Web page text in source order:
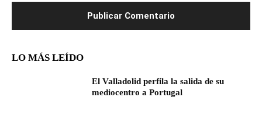
LO MÁS LEÍDO
El Valladolid perfila la salida de su
mediocentro a Portugal